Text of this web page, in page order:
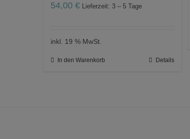
54,00 € Lieferzeit: 3 – 5 Tage
inkl. 19 % MwSt.
In den Warenkorb Details